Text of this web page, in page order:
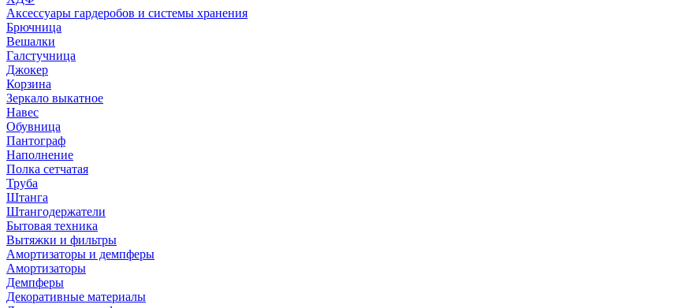
Аксессуары гардеробов и системы хранения
Брючница
Вешалки
Галстучница
Джокер
Корзина
Зеркало выкатное
Навес
Обувница
Пантограф
Наполнение
Полка сетчатая
Труба
Штанга
Штангодержатели
Бытовая техника
Вытяжки и фильтры
Амортизаторы и демпферы
Амортизаторы
Демпферы
Декоративные материалы